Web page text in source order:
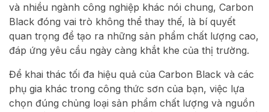
và nhiều ngành công nghiệp khác nói chung, Carbon
Black đóng vai trò không thể thay thế, là bí quyết
quan trọng để tạo ra những sản phẩm chất lượng cao,
đáp ứng yêu cầu ngày càng khắt khe của thị trường.
Để khai thác tối đa hiệu quả của Carbon Black và các
phụ gia khác trong công thức sơn của bạn, việc lựa
chọn đúng chủng loại sản phẩm chất lượng và nguồn